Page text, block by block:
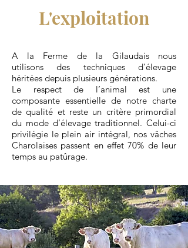
L'exploitation
A la Ferme de la Gilaudais nous
utilisons des techniques d’élevage
héritées depuis plusieurs générations.
Le respect de l’animal est une
composante essentielle de notre charte
de qualité et reste un critère primordial
du mode d’élevage traditionnel. Celui-ci
privilégie le plein air intégral, nos vâches
Charolaises passent en effet 70% de leur
temps au patûrage.